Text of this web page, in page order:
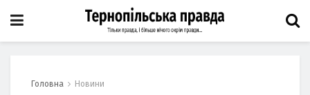
Головна Новини